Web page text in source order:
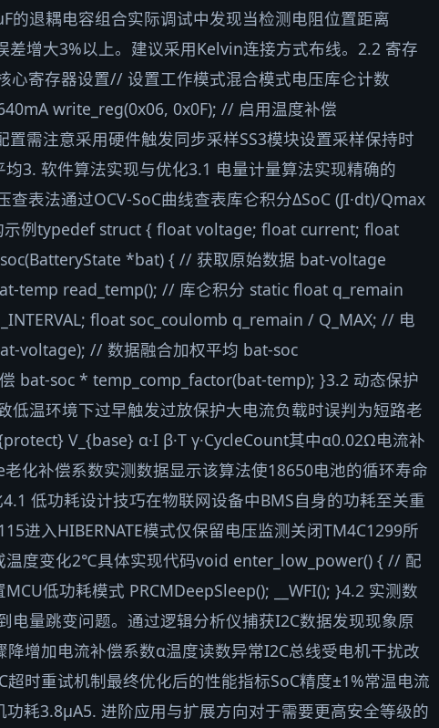
的退耦电容组合实际调试中发现当检测电阻位置距离
差增大3%以上。建议采用Kelvin连接方式布线。2.2 寄存
心寄存器设置// 设置工作模式混合模式电压库仑计数
write_reg(0x06, 0x0F); // 启用温度补偿
需注意采用硬件触发同步采样SS3模块设置采样保持时
3. 软件算法实现与优化3.1 电量计量算法实现精确的
表法通过OCV-SoC曲线查表库仑积分ΔSoC (∫I·dt)/Qmax
示例typedef struct { float voltage; float current; float
*bat) { // 获取原始数据 bat-voltage
temp read_temp(); // 库仑积分 static float q_remain
float soc_coulomb q_remain / Q_MAX; // 电
voltage); // 数据融合加权平均 bat-soc
bat-soc * temp_comp_factor(bat-temp); }3.2 动态保护
低温环境下过早触发过放保护大电流负载时误判为短路老
V_{base} α·I β·T γ·CycleCount其中α0.02Ω电流补
化补偿系数实测数据显示该算法使18650电池的循环寿命
低功耗设计技巧在物联网设备中BMS自身的功耗至关重
进入HIBERNATE模式仅保留电压监测关闭TM4C1299所
温度变化2℃具体实现代码void enter_low_power() { // 配
低功耗模式 PRCMDeepSleep(); __WFI(); }4.2 实测数
量跳变问题。通过逻辑分析仪捕获I2C数据发现现象原
增加电流补偿系数α温度读数异常I2C总线受电机干扰改
时重试机制最终优化后的性能指标SoC精度±1%常温电流
耗3.8μA5. 进阶应用与扩展方向对于需要更高安全等级的